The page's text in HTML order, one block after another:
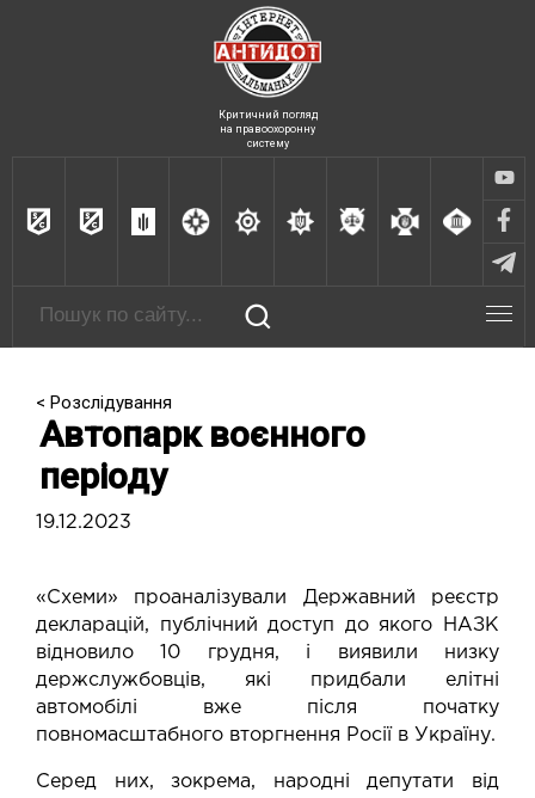
Критичний погляд
на правоохоронну
систему
< Розслідування
Автопарк воєнного
періоду
19.12.2023
«Схеми» проаналізували Державний реєстр
декларацій, публічний доступ до якого НАЗК
відновило 10 грудня, і виявили низку
держслужбовців, які придбали елітні
автомобілі вже після початку
повномасштабного вторгнення Росії в Україну.
Серед них, зокрема, народні депутати від